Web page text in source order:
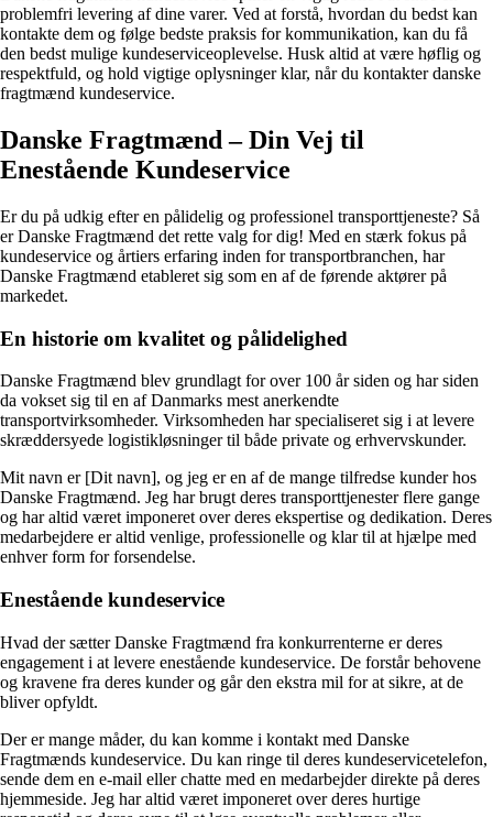
problemfri levering af dine varer. Ved at forstå, hvordan du bedst kan
kontakte dem og følge bedste praksis for kommunikation, kan du få
den bedst mulige kundeserviceoplevelse. Husk altid at være høflig og
respektfuld, og hold vigtige oplysninger klar, når du kontakter danske
fragtmænd kundeservice.
Danske Fragtmænd – Din Vej til
Enestående Kundeservice
Er du på udkig efter en pålidelig og professionel transporttjeneste? Så
er Danske Fragtmænd det rette valg for dig! Med en stærk fokus på
kundeservice og årtiers erfaring inden for transportbranchen, har
Danske Fragtmænd etableret sig som en af de førende aktører på
markedet.
En historie om kvalitet og pålidelighed
Danske Fragtmænd blev grundlagt for over 100 år siden og har siden
da vokset sig til en af Danmarks mest anerkendte
transportvirksomheder. Virksomheden har specialiseret sig i at levere
skræddersyede logistikløsninger til både private og erhvervskunder.
Mit navn er [Dit navn], og jeg er en af de mange tilfredse kunder hos
Danske Fragtmænd. Jeg har brugt deres transporttjenester flere gange
og har altid været imponeret over deres ekspertise og dedikation. Deres
medarbejdere er altid venlige, professionelle og klar til at hjælpe med
enhver form for forsendelse.
Enestående kundeservice
Hvad der sætter Danske Fragtmænd fra konkurrenterne er deres
engagement i at levere enestående kundeservice. De forstår behovene
og kravene fra deres kunder og går den ekstra mil for at sikre, at de
bliver opfyldt.
Der er mange måder, du kan komme i kontakt med Danske
Fragtmænds kundeservice. Du kan ringe til deres kundeservicetelefon,
sende dem en e-mail eller chatte med en medarbejder direkte på deres
hjemmeside. Jeg har altid været imponeret over deres hurtige